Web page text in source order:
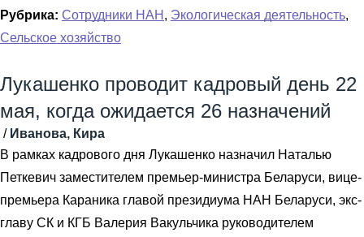
Рубрика: Сотрудники НАН , Экологическая деятельность,
Сельское хозяйство
Лукашенко проводит кадровый день 22
мая, когда ожидается 26 назначений
/ Иванова, Кира
В рамках кадрового дня Лукашенко назначил Наталью
Петкевич заместителем премьер-министра Беларуси, вице-
премьера Караника главой президиума НАН Беларуси, экс-
главу СК и КГБ Валерия Вакульчика руководителем